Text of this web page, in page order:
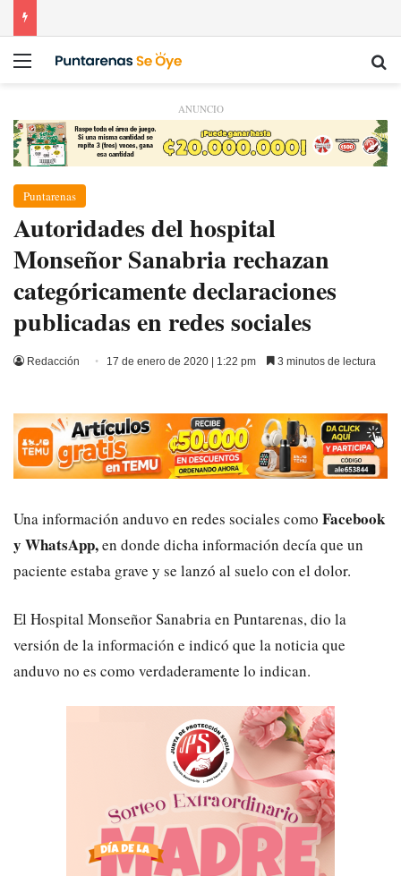
Menú
ANUNCIO
Puntarenas
Autoridades del hospital
Monseñor Sanabria rechazan
categóricamente declaraciones
publicadas en redes sociales
Redacción 17 de enero de 2020 | 1:22 pm 3 minutos de lectura
Una información anduvo en redes sociales como Facebook
y WhatsApp,en donde dicha información decía que un
paciente estaba grave y se lanzó al suelo con el dolor.
El Hospital Monseñor Sanabria en Puntarenas, dio la
versión de la información e indicó que la noticia que
anduvo no es como verdaderamente lo indican.